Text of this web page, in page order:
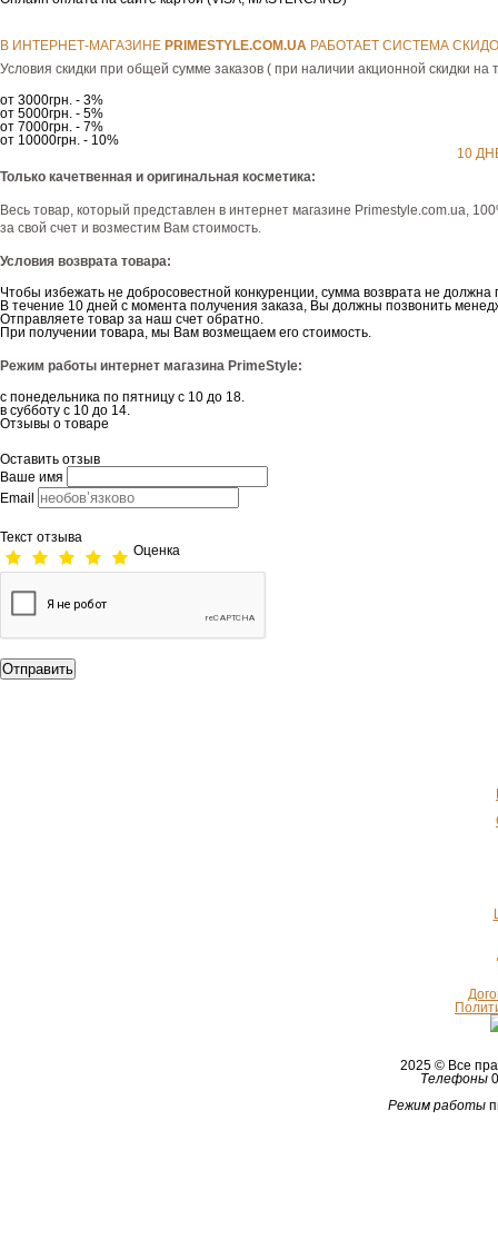
В ИНТЕРНЕТ-МАГАЗИНЕ РRIMESTYLE.COM.UA РАБОТАЕТ СИСТЕМА
Условия скидки при общей сумме заказов ( при наличии акционной скидки на
от 3000грн. - 3%
от 5000грн. - 5%
от 7000грн. - 7%
от 10000грн. - 10%
10
Только качетвенная и оригинальная косметика:
Весь товар, который представлен в интернет магазине Рrimestyle.com.ua,
за свой счет и возместим Вам стоимость.
Условия возврата товара:
Чтобы избежать не добросовестной конкуренции, сумма возврата не
В течение 10 дней с момента получения заказа, Вы должны позвонить
Отправляете товар за наш счет обратно.
При получении товара, мы Вам возмещаем его стоимость.
Режим работы интернет магазина PrimeStyle:
с понедельника по пятницу с 10 до 18.
в субботу с 10 до 14.
Отзывы о товаре
Оставить отзыв
Ваше имя
Email
Текст отзыва
Оценка
2025 © Все
Телефоны
Режим работы